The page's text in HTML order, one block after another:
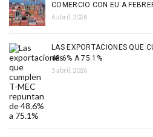
COMERCIO CON EU A
6 abril, 2026
LAS EXPORTACIONES QUE
48.6% A 75.1%
5 abril, 2026